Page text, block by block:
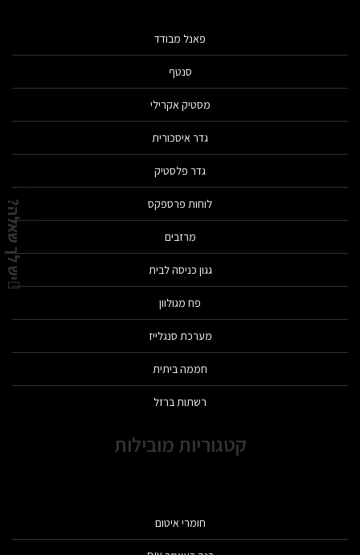
יש לך שאלה?
פאנל מבודד
סנטף
מסטיק אקרילי
גדר איסכורית
גדר פלסטיק
לוחות פרספקס
מרזבים
גגון כניסה לבית
פח מגולוון
מערכת סנגלייז
חממה ביתית
רשתות ברזל
קטגוריות מובילות
חומרי איטום